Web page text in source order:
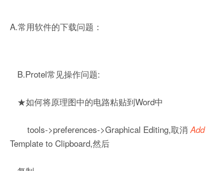
A.常用软件的下载问题：
B.Protel常见操作问题:
★如何将原理图中的电路粘贴到Word中
tools->preferences->Graphical Editing,取消 Add
Template to Clipboard,然后